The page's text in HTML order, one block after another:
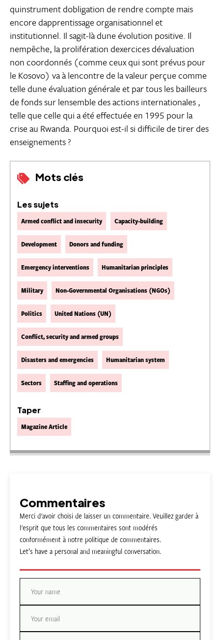
Mots clés
Les sujets
Armed conflict and insecurity Capacity-building
Development Donors and funding
Emergency interventions Humanitarian principles
Military Non-Governmental Organisations (NGOs)
Politics United Nations (UN)
Conflict, security and armed groups
Disasters and emergencies Humanitarian system
Sectors Staffing and operations
Taper
Magazine Article
quinstrument dobligation de rendre compte mais
encore dapprentissage organisationnel et
institutionnel. Il sagit-là dune évolution positive. Il
nempêche, la prolifération dexercices dévaluation
non coordonnés (comme ceux qui sont prévus pour
le Kosovo) va à lencontre de la valeur perçue comme
telle dune évaluation générale et par tous les bailleurs
de fonds sur lensemble des actions internationales ,
telle que celle qui a été effectuée en 1995 pour la
crise au Rwanda. Pourquoi est-il si difficile de tirer des
enseignements ?
Commentaires
Merci d'avoir choisi de laisser un commentaire. Veuillez garder à
l'esprit que tous les commentaires sont modérés
conformément à notre politique de commentaires.
Let’s have a personal and meaningful conversation.